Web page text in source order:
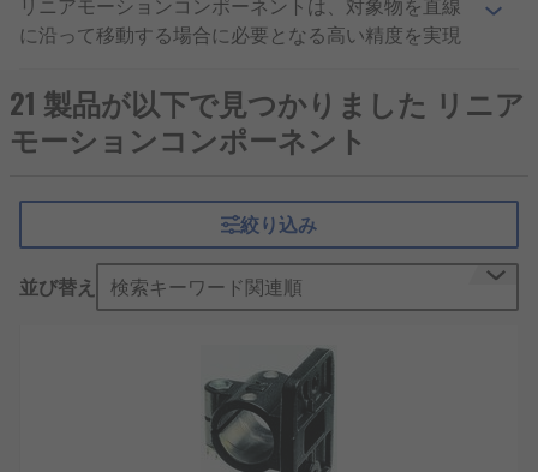
リニアモーションコンポーネントは、対象物を直線
に沿って移動する場合に必要となる高い精度を実現
とスライドエレメントの両方があります。極めて高
い精度を必要とする操作には、高品質のリニアモー
ションコンポーネントが不可欠です。
リニアモーションコンポーネントの種類
リニアモーションコンポーネントには、ガイドエレ
メント、チューブリニアユニット、ガイドホイー
ル、プロファイルなどがあります。最も一般的に使
用されるコンポーネントは、リニアスライド、ボー
ルスプライン、及びボールねじです。ボールスプラ
イン及びボールねじは、スプラインナット又はボー
ルナットを使用して、[シャフト]
("/web/c/pneumatics-hydraulics-power-
21 製品が以下で見つかりました リニア
モーションコンポーネント
絞り込み
並び替え 検索キーワード関連順